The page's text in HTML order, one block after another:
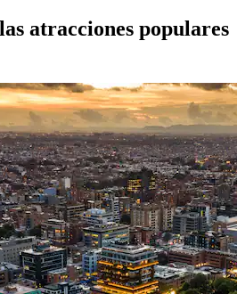
atracciones populares